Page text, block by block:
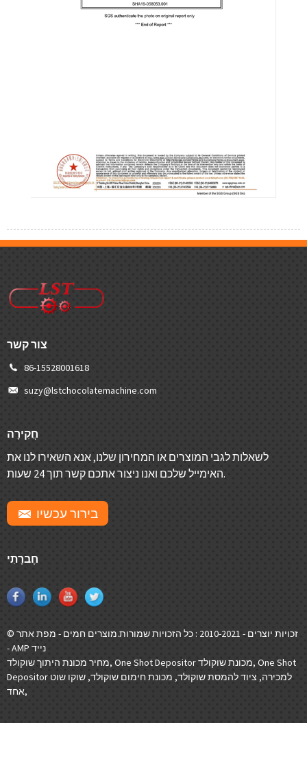
צור קשר
86-15528001618
suzy@lstchocolatemachine.com
חֲקִירָה
לשאלות לגבי המוצרים או המחירון שלנו, אנא השאירו לנו את
האימייל שלכם ואנו ניצור אתכם קשר תוך 24 שעות.
בירור עכשיו
חֶברָתִי
© זכויות יוצרים - 2010-2021 : כל הזכויות שמורות. מוצרים חמים - מפת אתר
-
AMP נייד
מחיר מכונת היתוך שוקולד, One Shot Depositor מכונת שוקולד, One Shot
Depositor למכירה, ציוד להמסת שוקולד, מכונת חימום שוקולד, שוקו שוט
אחד,